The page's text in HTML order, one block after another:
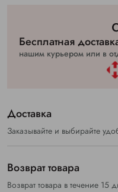
Бесплатная
нашим курьером или в
Доставка
Заказывайте и выбирайте
Возврат товара
Возврат товара в течение 15